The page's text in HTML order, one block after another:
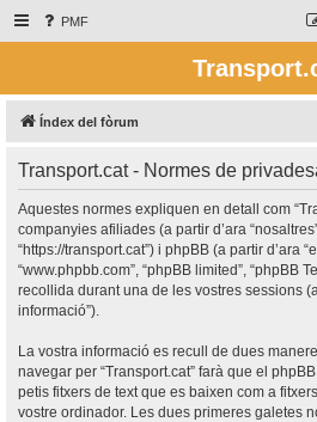
PMF
Índex del fòrum
Transport.cat - Normes de
Aquestes normes expliquen en detall com
companyies afiliades (a partir d’ara
“https://transport.cat”) i phpBB (a partir d’ara
“www.phpbb.com”, “phpBB limited”, “phpBB
recollida durant una de les vostres sessions
informació”).
La vostra informació es recull de dues
navegar per “Transport.cat” farà que el
petis fitxers de text que es baixen com a
vostre ordinador. Les dues primeres galetes